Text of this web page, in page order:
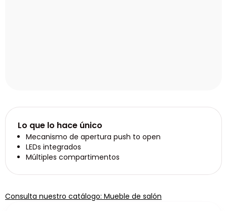
Lo que lo hace único
Mecanismo de apertura push to open
LEDs integrados
Múltiples compartimentos
Consulta nuestro catálogo: Mueble de salón